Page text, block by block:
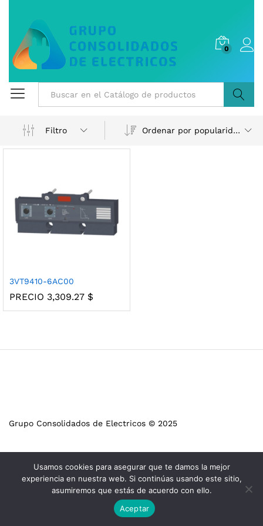
0
Filtro
Ordenar por popularidad
3VT9410-6AC00
PRECIO 3,309.27 $
Grupo Consolidados de Electricos © 2025
Usamos cookies para asegurar que te damos la mejor
experiencia en nuestra web. Si continúas usando este sitio,
asumiremos que estás de acuerdo con ello.
Aceptar